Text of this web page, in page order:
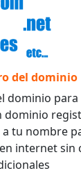
del dominio
dominio para
dominio
tu nombre
internet sin